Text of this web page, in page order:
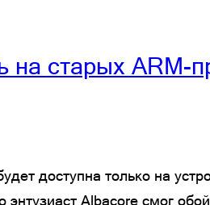
старых ARM-
доступна только на
Albacore смог